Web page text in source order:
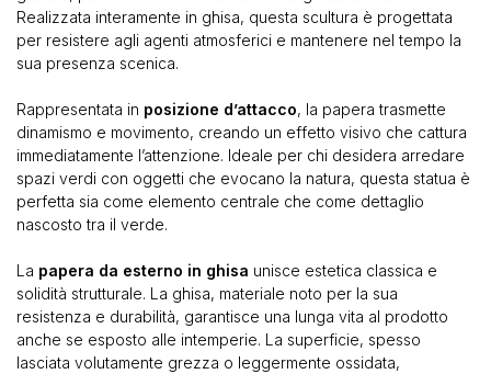
Realizzata interamente in ghisa, questa scultura è progettata
per resistere agli agenti atmosferici e mantenere nel tempo la
sua presenza scenica.
Rappresentata in posizione d’attacco, la papera trasmette
dinamismo e movimento, creando un effetto visivo che cattura
immediatamente l’attenzione. Ideale per chi desidera arredare
spazi verdi con oggetti che evocano la natura, questa statua è
perfetta sia come elemento centrale che come dettaglio
nascosto tra il verde.
La papera da esterno in ghisa unisce estetica classica e
solidità strutturale. La ghisa, materiale noto per la sua
resistenza e durabilità, garantisce una lunga vita al prodotto
anche se esposto alle intemperie. La superficie, spesso
lasciata volutamente grezza o leggermente ossidata,